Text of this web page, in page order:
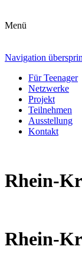
Menü
Navigation
Für Teenager
Netzwerke
Projekt
Teilnehmen
Ausstellung
Kontakt
Rhein-
Rhein-